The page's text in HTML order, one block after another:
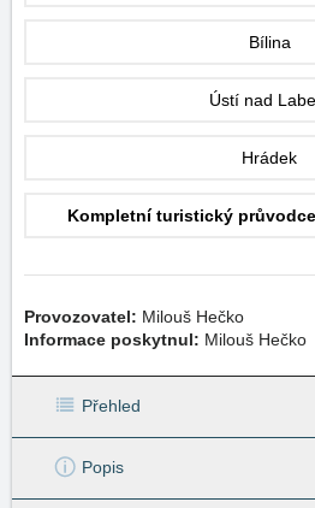
Bílina
Ústí nad
Hrádek
Kompletní turistický
Provozovatel: Milouš Hečko
Informace poskytnul: Milouš Hečko
Přehled
Popis